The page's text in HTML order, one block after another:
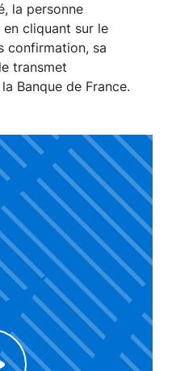
la personne
cliquant sur le
confirmation, sa
transmet
Banque de France.
and see content